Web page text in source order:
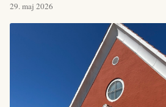
29. maj 2026